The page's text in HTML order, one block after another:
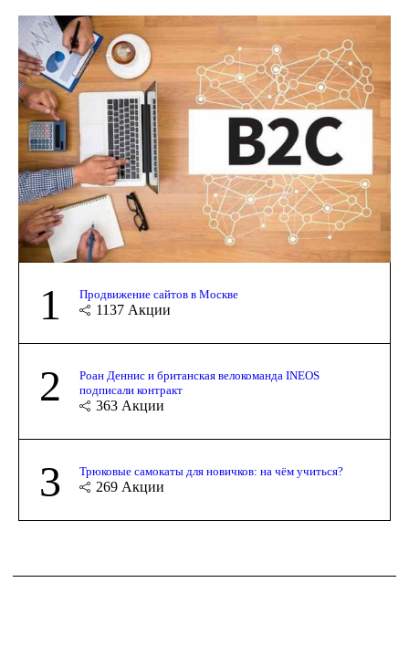
1 Продвижение сайтов в Москве
1137 Акции
2
Роан Деннис и британская велокоманда INEOS
подписали контракт
363 Акции
3 Трюковые самокаты для новичков: на чём учиться?
269 Акции